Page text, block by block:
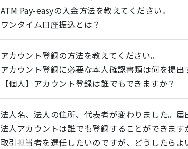
ATM Pay-easyの入金方法を教えてください。
ワンタイム口座振込とは？
アカウント登録の方法を教えてください。
アカウント登録に必要な本人確認書類は何を提出
【個人】アカウント登録は誰でもできますか？
法人名、法人の住所、代表者が変わりました。届
法人アカウントは誰でも登録することができます
取引担当者を選任したいのですが、どうしたらよ